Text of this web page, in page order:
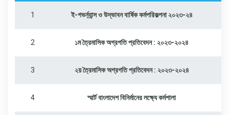
1 ই-গভর্ন্যান্স ও উদ্ভাবন বার্ষিক কর্মপরিকল্পনা ২০২৩-২৪
2 ১ম ত্রৈমাসিক অগ্রগতি প্রতিবেদন : ২০২৩-২০২৪
3 ২য় ত্রৈমাসিক অগ্রগতি প্রতিবেদন : ২০২৩-২০২৪
4 স্মার্ট বাংলাদেশ বিনির্মানের লক্ষ্যে কর্মশালা